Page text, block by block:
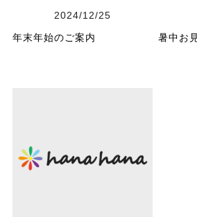
2024/12/25
年末年始のご案内
暑中お